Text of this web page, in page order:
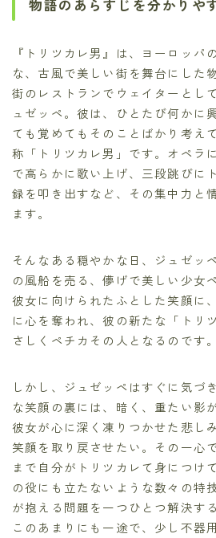
物語のあらすじを分かりや
『トリツカレ男』は、ヨーロッパ
な、古風で美しい街を舞台にした
街のレストランでウェイターとし
ュゼッペ。彼は、ひとたび何かに
ても覚めてもそのことばかり考え
称「トリツカレ男」です。オペラ
で高らかに歌い上げ、三段跳びに
録を叩き出すなど、その集中力と
ます。
そんなある穏やかな日、ジュゼッ
の風船を売る、儚げで美しい少女
彼女に向けられたふとした笑顔に
に心を奪われ、彼の新たな「トリ
さしくペチカその人となるのです。
しかし、ジュゼッペはすぐに気づ
な笑顔の裏には、暗く、重たい影
彼女が心に深く凍りつかせた悲し
笑顔を取り戻させたい。その一心
まで自分がトリツカレて身につけ
の役にも立たないような数々の特
が抱える問題を一つひとつ解決す
このあまりにも一途で、少し不器